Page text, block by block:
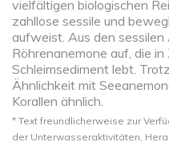
vielfältigen biologischen
zahllose sessile und
aufweist. Aus den
Röhrenanemone auf, die
Schleimsediment lebt.
Ähnlichkeit mit
Korallen ähnlich.
* Text freundlicherweise zur
der Unterwasseraktivitäten,